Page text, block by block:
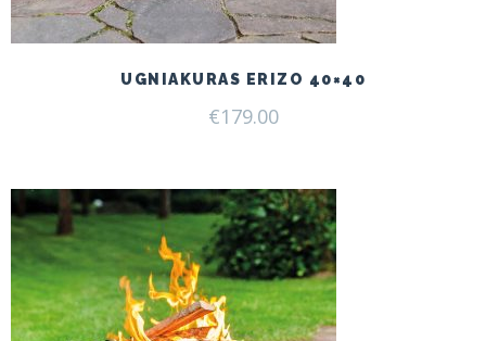
UGNIAKURAS ERIZO 40×40
€179.00